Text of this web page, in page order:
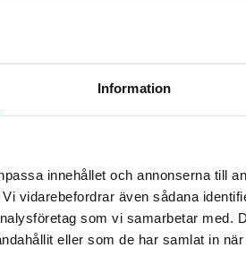
Information
innehållet och annonserna till
vidarebefordrar även sådana
som vi samarbetar med.
eller som de har samlat in